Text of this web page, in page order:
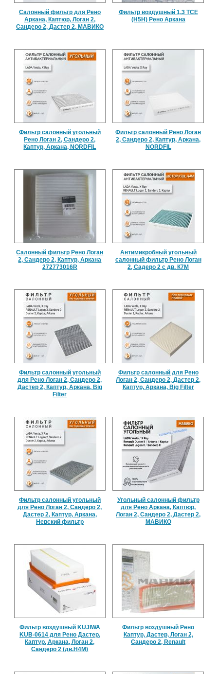
Салонный фильтр для Рено
Аркана, Каптюр, Логан 2,
Сандеро 2, Дастер 2, МАВИКО
Фильтр воздушный 1,3 TCE
(H5H) Рено Аркана
Фильтр салонный угольный
Рено Логан 2, Сандеро 2,
Каптур, Аркана, NORDFIL
Фильтр салонный Рено Логан
2, Сандеро 2, Каптур, Аркана,
NORDFIL
Салонный фильтр Рено Логан
2, Сандеро 2, Каптур, Аркана
272773016R
Антимикробный угольный
салонный фильтр Рено Логан
2, Садеро 2 с дв. К7М
Фильтр салонный угольный
для Рено Логан 2, Сандеро 2,
Дастер 2, Каптур, Аркана, Big
Filter
Фильтр салонный для Рено
Логан 2, Сандеро 2, Дастер 2,
Каптур, Аркана, Big Filter
Фильтр салонный угольный
для Рено Логан 2, Сандеро 2,
Дастер 2, Каптур, Аркана,
Невский фильтр
Угольный салонный фильтр
для Рено Аркана, Каптюр,
Логан 2, Сандеро 2, Дастер 2,
МАВИКО
Фильтр воздушный KUJIWA
KUB-0614 для Рено Дастер,
Каптур, Аркана, Логан 2,
Сандеро 2 (дв.Н4М)
Фильтр воздушный Рено
Каптур, Дастер, Логан 2,
Сандеро 2, Renault